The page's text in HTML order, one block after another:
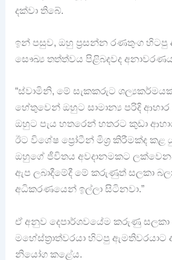
දක්වා තිබේ.
ඉන් පසුව, ඔහු ප්‍රසන්න රණතුංග හිටපු
සෞඛ්‍ය තත්ත්වය පිළිබදවද
“ස්වාමිනි, මේ සැකකරුට
හේතුවෙන් ඔහුට සාමාන්‍ය පරිදි ආහාර
ඔහුට පැය හතරෙන් හතරට කුඩා
ඊට විශේෂ ප්‍රෝටීන් මිශ්‍ර කිරීමක්ද කළ
ඔහුගේ ජීවිතය අවදානමකට
ඇප ලබාදීමේදී මේ කරුණුත් සලකා
අධිකරණයෙන් ඉල්ලා සිටිනවා.”
ඒ අනුව දෙපාර්ශවයේම කරුණු සලකා
මහේස්ත්‍රාත්වරයා හිටපු ඇමතිවරයාට
නියෝග කළේය.